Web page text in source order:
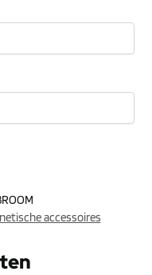
accessoires